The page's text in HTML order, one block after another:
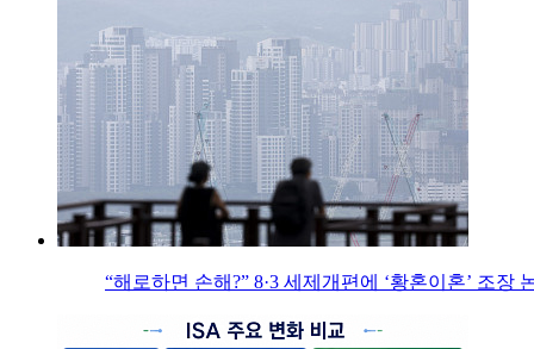
“해로하면 손해?” 8·3 세제개편에 ‘황혼이혼’ 조장